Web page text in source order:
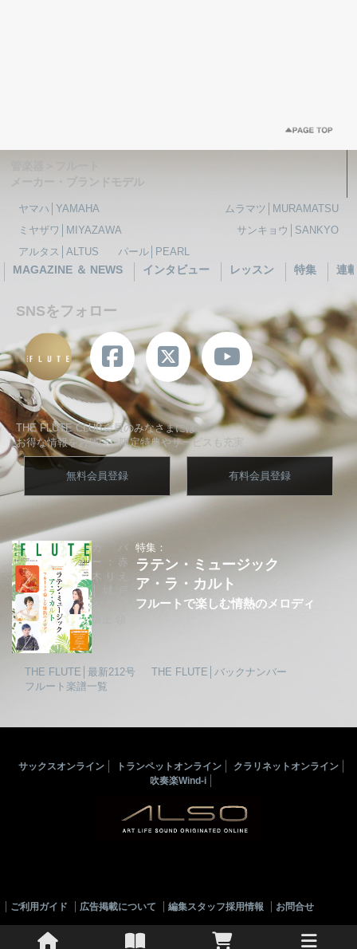
ヤマハ│YAMAHA
ムラマツ│MURAMATSU
ミヤザワ│MIYAZAWA
サンキョウ│SANKYO
アルタス│ALTUS
パール│PEARL
MAGAZINE ＆ NEWS インタビュー レッスン 特集 連
SNSをフォロー
THE FLUTE CLUB会員のみなさまには、
お得な情報をお届け、限定特典やサービスも充実
無料会員登録 有料会員登録
特集：
ラテン・ミュージック
ア・ラ・カルト
フルートで楽しむ情熱のメロディ
カバ
ー：赤
木りえ
THE FLUTE│最新212号
THE FLUTE│バックナンバー
フルート楽譜一覧
サックスオンライン トランペットオンライン
クラリネットオンライン
吹奏楽Wind-i
ご利用ガイド 広告掲載について 編集スタッフ採用情報 お問合せ